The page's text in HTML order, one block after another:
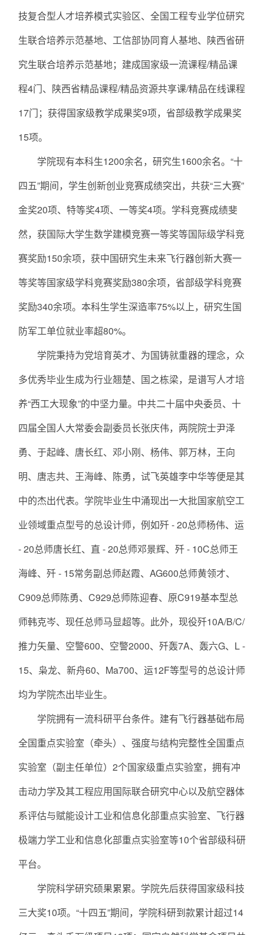
技复合型人才培养模式实验区、全国工程专业学位研究
生联合培养示范基地、工信部协同育人基地、陕西省研
究生联合培养示范基地；建成国家级一流课程/精品课
程4门、陕西省精品课程/精品资源共享课/精品在线课程
17门；获得国家级教学成果奖9项，省部级教学成果奖
15项。
学院现有本科生1200余名，研究生1600余名。“十
四五”期间，学生创新创业竞赛成绩突出，共获“三大赛”
金奖20项、特等奖4项、一等奖4项。学科竞赛成绩斐
然，获国际大学生数学建模竞赛一等奖等国际级学科竞
赛奖励150余项，获中国研究生未来飞行器创新大赛一
等奖等国家级学科竞赛奖励380余项，省部级学科竞赛
奖励340余项。本科生学生深造率75%以上，研究生国
防军工单位就业率超80%。
学院秉持为党培育英才、为国铸就重器的理念，众
多优秀毕业生成为行业翘楚、国之栋梁，是谱写人才培
养“西工大现象”的中坚力量。中共二十届中央委员、十
四届全国人大常委会副委员长张庆伟，两院院士尹泽
勇、于起峰、唐长红、邓小刚、杨伟、郭万林，王向
明、唐志共、王海峰、陈勇，试飞英雄李中华等便是其
中的杰出代表。学院毕业生中涌现出一大批国家航空工
业领域重点型号的总设计师，例如歼 - 20总师杨伟、运
- 20总师唐长红、直 - 20总师邓景辉、歼 - 10C总师王
海峰、歼 - 15常务副总师赵霞、AG600总师黄领才、
C909总师陈勇、C929总师陈迎春、原C919基本型总
师韩克岑、现任总师马显超等。此外，现役歼10A/B/C/
推力矢量、空警600、空警2000、歼轰7A、轰六G、L -
15、枭龙、新舟60、Ma700、运12F等型号的总设计师
均为学院杰出毕业生。
学院拥有一流科研平台条件。建有飞行器基础布局
全国重点实验室（牵头）、强度与结构完整性全国重点
实验室（副主任单位）2个国家级重点实验室，拥有冲
击动力学及其工程应用国际联合研究中心以及航空器体
系评估与赋能设计工业和信息化部重点实验室、飞行器
极端力学工业和信息化部重点实验室等10个省部级科研
平台。
学院科学研究硕果累累。学院先后获得国家级科技
三大奖10项。“十四五”期间，学院科研到款累计超过14